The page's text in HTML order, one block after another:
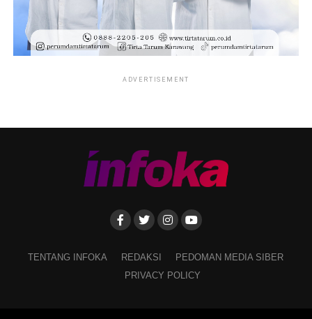
ADVERTISEMENT
TENTANG INFOKA REDAKSI
PEDOMAN MEDIA SIBER
PRIVACY POLICY